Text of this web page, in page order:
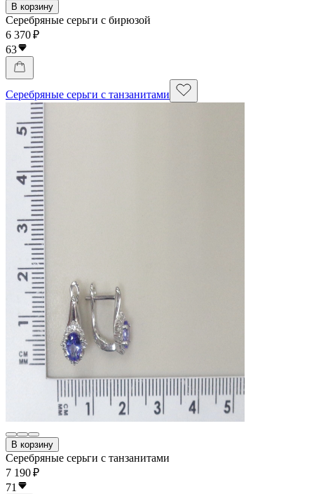
В корзину
Серебряные серьги с бирюзой
6 370 ₽
63
Серебряные серьги с танзанитами
В корзину
Серебряные серьги с танзанитами
7 190 ₽
71